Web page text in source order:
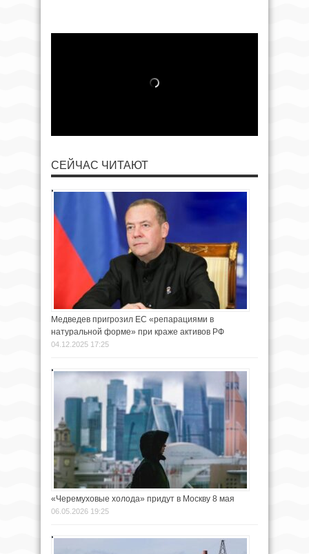
СЕЙЧАС ЧИТАЮТ
Медведев пригрозил ЕС «репарациями в
натуральной форме» при краже активов РФ
04.12.2025 17:25
«Черемуховые холода» придут в Москву 8 мая
06.05.2026 19:25